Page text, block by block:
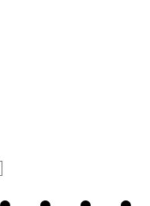
Alimentazione
AmbienteBambini